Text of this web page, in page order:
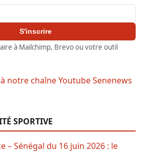
S'inscrire
à Mailchimp, Brevo ou votre outil
SPORTIVE
– Sénégal du 16 juin 2026 : le